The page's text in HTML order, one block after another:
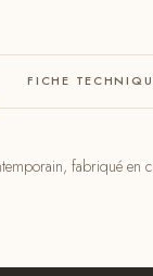
FICHE
fabriqué en